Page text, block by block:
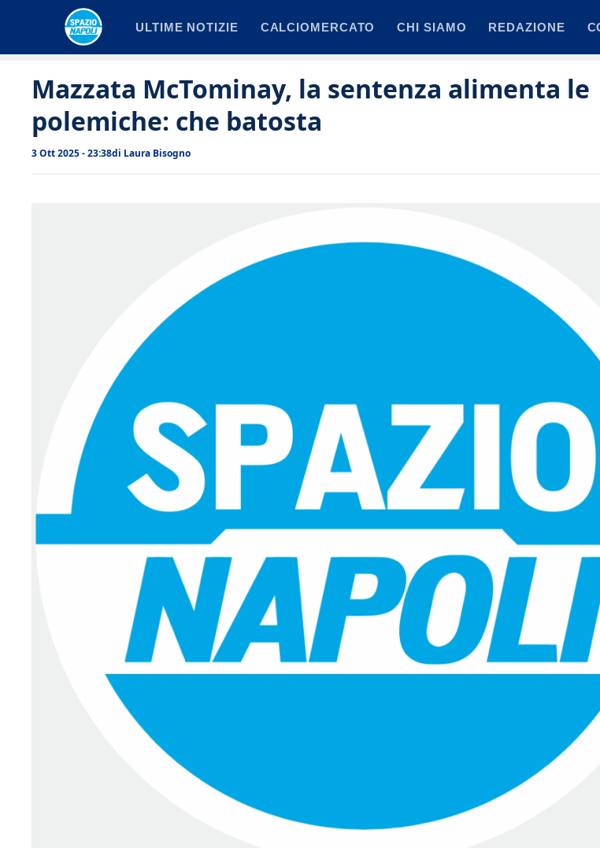
ULTIME NOTIZIE CALCIOMERCATO CHI SIAMO REDAZIONE
Mazzata McTominay, la sentenza alimenta le
polemiche: che batosta
3 Ott 2025 - 23:38di Laura Bisogno